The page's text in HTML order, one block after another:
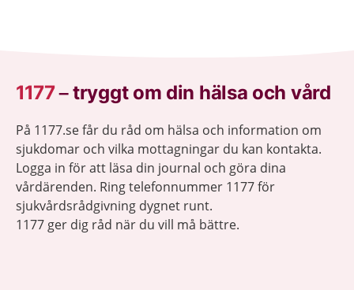
1177–tryggt om din hälsa och vård
På 1177.se får du råd om hälsa och information om
sjukdomar och vilka mottagningar du kan kontakta.
Logga in för att läsa din journal och göra dina
vårdärenden. Ring telefonnummer 1177 för
sjukvårdsrådgivning dygnet runt.
1177 ger dig råd när du vill må bättre.